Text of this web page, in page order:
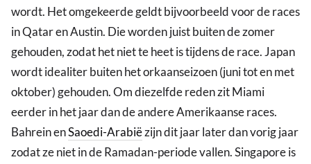
wordt. Het omgekeerde geldt bijvoorbeeld voor de races
in Qatar en Austin. Die worden juist buiten de zomer
gehouden, zodat het niet te heet is tijdens de race. Japan
wordt idealiter buiten het orkaanseizoen (juni tot en met
oktober) gehouden. Om diezelfde reden zit Miami
eerder in het jaar dan de andere Amerikaanse races.
Bahrein enSaoedi-Arabiëzijn dit jaar later dan vorig jaar
zodat ze niet in de Ramadan-periode vallen. Singapore is